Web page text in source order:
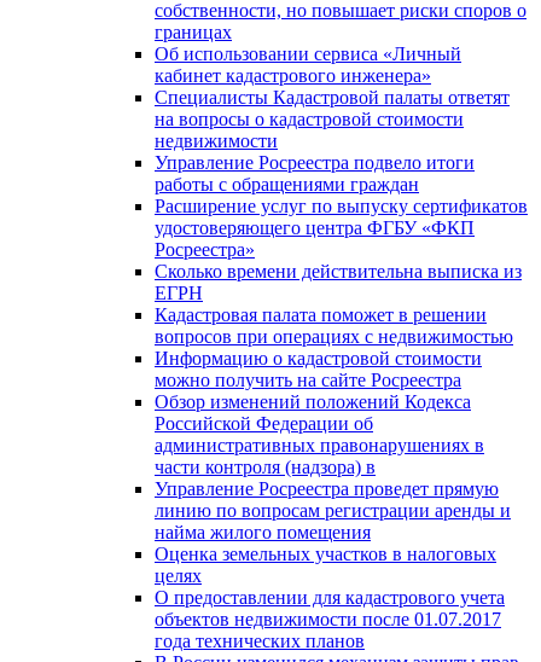
собственности, но повышает риски споров о
границах
Об использовании сервиса «Личный
кабинет кадастрового инженера»
Специалисты Кадастровой палаты ответят
на вопросы о кадастровой стоимости
недвижимости
Управление Росреестра подвело итоги
работы с обращениями граждан
Расширение услуг по выпуску сертификатов
удостоверяющего центра ФГБУ «ФКП
Росреестра»
Сколько времени действительна выписка из
ЕГРН
Кадастровая палата поможет в решении
вопросов при операциях с недвижимостью
Информацию о кадастровой стоимости
можно получить на сайте Росреестра
Обзор изменений положений Кодекса
Российской Федерации об
административных правонарушениях в
части контроля (надзора) в
Управление Росреестра проведет прямую
линию по вопросам регистрации аренды и
найма жилого помещения
Оценка земельных участков в налоговых
целях
О предоставлении для кадастрового учета
объектов недвижимости после 01.07.2017
года технических планов